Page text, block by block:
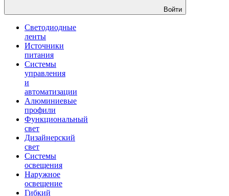
Войти
Светодиодные
ленты
Источники
питания
Системы
управления
и
автоматизации
Алюминиевые
профили
Функциональный
свет
Дизайнерский
свет
Системы
освещения
Наружное
освещение
Гибкий